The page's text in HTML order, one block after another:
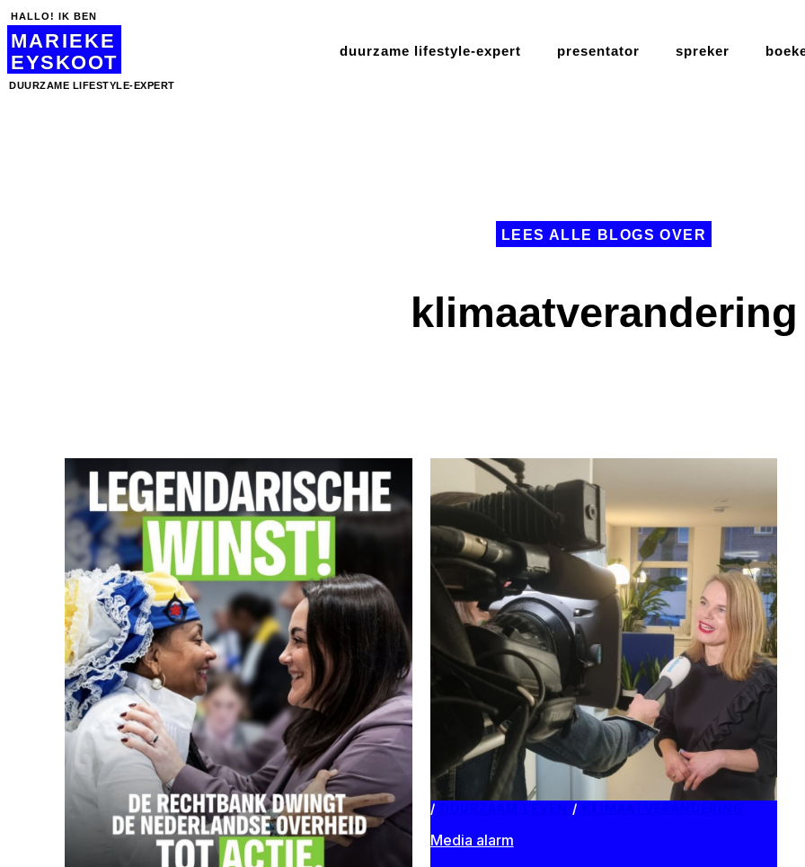
HALLO! IK BEN
MARIEKE
EYSKOOT
DUURZAME LIFESTYLE-EXPERT
duurzame lifestyle-expert presentator spreker
LEES ALLE BLOGS OVER
klimaatverandering
/
Media alarm